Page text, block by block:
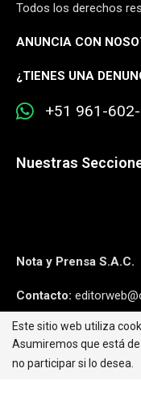
Todos los derechos
ANUNCIA CON
¿TIENES UNA
+51 961-
Nuestras
Nota y Prensa S.A.C.
Contacto:
Síguenos:
Este sitio web utiliza
Asumiremos que está
no participar si lo desea.